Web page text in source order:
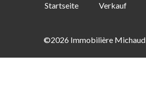
Startseite Verkauf
©2026 Immobilière Michaud